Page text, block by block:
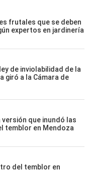
frutales que se deben
expertos en jardinería
de inviolabilidad de la
giró a la Cámara de
que inundó las
temblor en Mendoza
del temblor en